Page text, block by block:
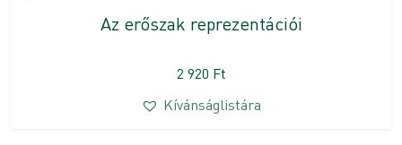
Az erőszak reprezentációi
2 920 Ft
Kívánságlistára